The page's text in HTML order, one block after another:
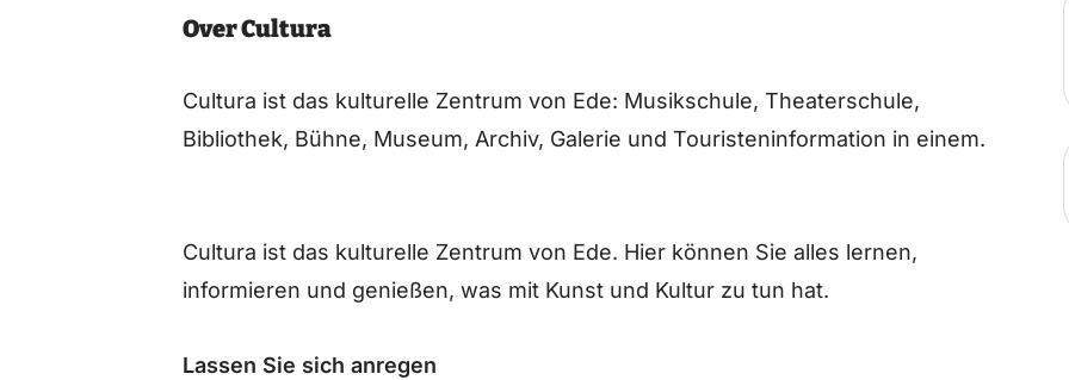
Over Cultura
Cultura ist das kulturelle Zentrum von Ede: Musikschule, Theaterschule,
Bibliothek, Bühne, Museum, Archiv, Galerie und Touristeninformation in einem.
Cultura ist das kulturelle Zentrum von Ede. Hier können Sie alles lernen,
informieren und genießen, was mit Kunst und Kultur zu tun hat.
Lassen Sie sich anregen